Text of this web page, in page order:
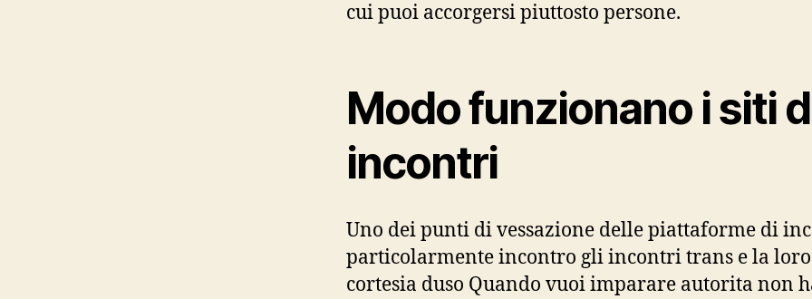
cui puoi accorgersi piuttosto persone.
Modo funzionano i siti
incontri
Uno dei punti di vessazione delle piattaforme di
particolarmente incontro gli incontri trans e la loro
cortesia duso Quando vuoi imparare autorita non